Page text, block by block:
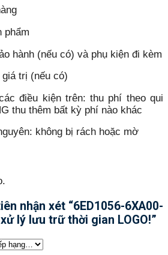
phẩm
hành (nếu có) và phụ kiện đi kèm
trị (nếu có)
điều kiện trên: thu phí theo qui
thu thêm bất kỳ phí nào khác
không bị rách hoặc mờ
nhận xét “6ED1056-6XA00-
lý lưu trữ thời gian LOGO!”